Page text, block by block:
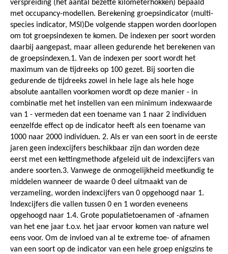
verspreiding (het aantal bezette kilometerhokken) bepaald
met occupancy-modellen. Berekening groepsindicator (multi-
species indicator, MSI)De volgende stappen worden doorlopen
om tot groepsindexen te komen. De indexen per soort worden
daarbij aangepast, maar alleen gedurende het berekenen van
de groepsindexen.1. Van de indexen per soort wordt het
maximum van de tijdreeks op 100 gezet. Bij soorten die
gedurende de tijdreeks zowel in hele lage als hele hoge
absolute aantallen voorkomen wordt op deze manier - in
combinatie met het instellen van een minimum indexwaarde
van 1 - vermeden dat een toename van 1 naar 2 individuen
eenzelfde effect op de indicator heeft als een toename van
1000 naar 2000 individuen. 2. Als er van een soort in de eerste
jaren geen indexcijfers beschikbaar zijn dan worden deze
eerst met een kettingmethode afgeleid uit de indexcijfers van
andere soorten.3. Vanwege de onmogelijkheid meetkundig te
middelen wanneer de waarde 0 deel uitmaakt van de
verzameling, worden indexcijfers van 0 opgehoogd naar 1.
Indexcijfers die vallen tussen 0 en 1 worden eveneens
opgehoogd naar 1.4. Grote populatietoenamen of -afnamen
van het ene jaar t.o.v. het jaar ervoor komen van nature wel
eens voor. Om de invloed van al te extreme toe- of afnamen
van een soort op de indicator van een hele groep enigszins te